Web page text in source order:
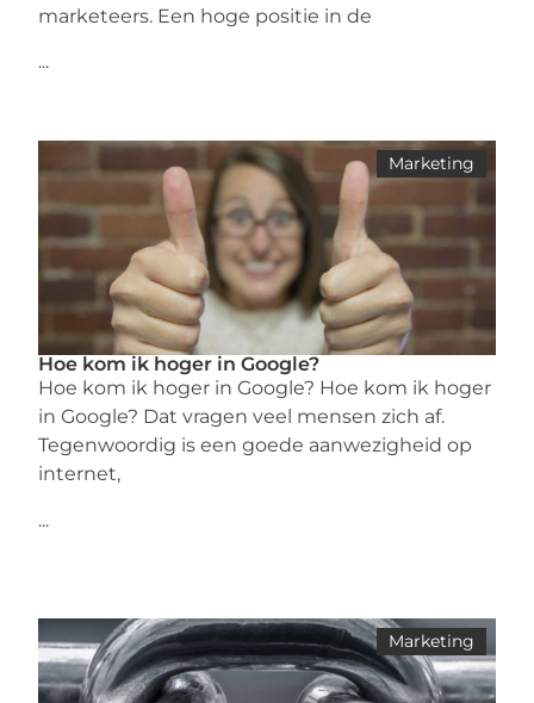
marketeers. Een hoge positie in de
...
Marketing
Hoe kom ik hoger in Google?
Hoe kom ik hoger in Google? Hoe kom ik hoger
in Google? Dat vragen veel mensen zich af.
Tegenwoordig is een goede aanwezigheid op
internet,
...
Marketing